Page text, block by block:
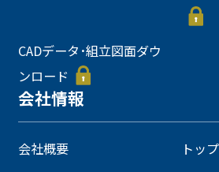
CADデータ･組立図面ダウ
ンロード
会社情報
会社概要
トッ